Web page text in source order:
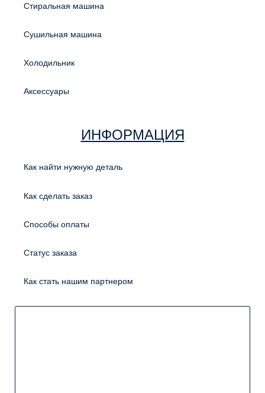
Стиральная машина
Сушильная машина
Холодильник
Аксессуары
ИНФОРМАЦИЯ
Как найти нужную деталь
Как сделать заказ
Способы оплаты
Статус заказа
Как стать нашим партнером